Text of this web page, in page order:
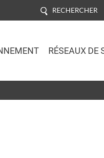
RECHERCHER
RÉSEAUX DE